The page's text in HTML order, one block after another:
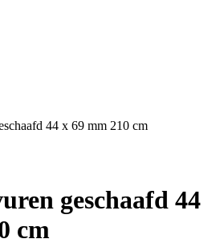
44 x 69 mm 210 cm
geschaafd 44
cm